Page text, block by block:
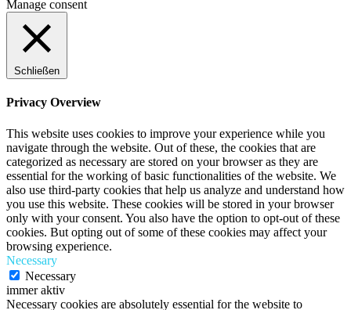
Manage consent
Schließen
Privacy Overview
This website uses cookies to improve your experience while you
navigate through the website. Out of these, the cookies that are
categorized as necessary are stored on your browser as they are
essential for the working of basic functionalities of the website. We
also use third-party cookies that help us analyze and understand how
you use this website. These cookies will be stored in your browser
only with your consent. You also have the option to opt-out of these
cookies. But opting out of some of these cookies may affect your
browsing experience.
Necessary
Necessary
immer aktiv
Necessary cookies are absolutely essential for the website to